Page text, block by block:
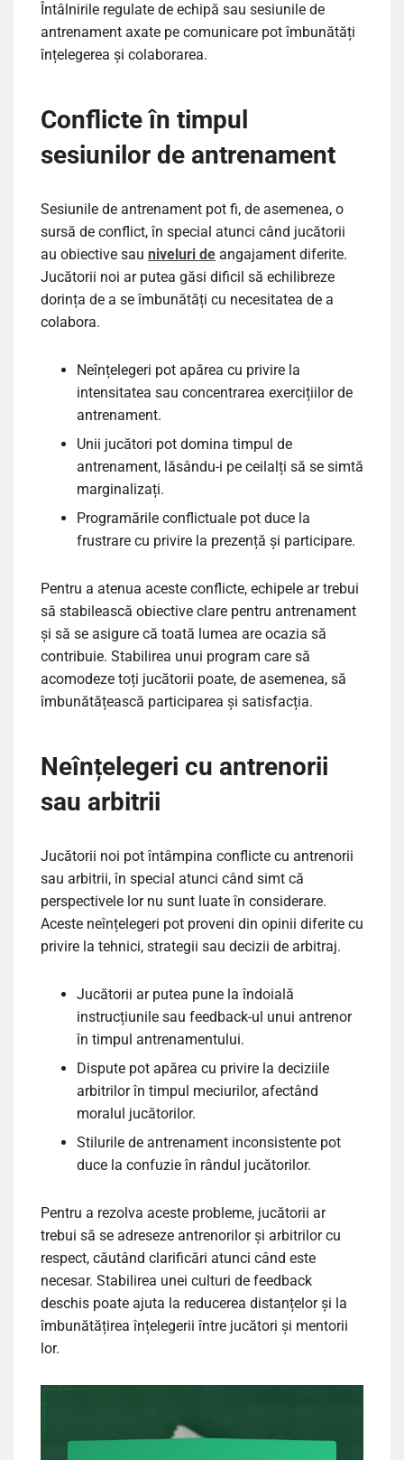
Întâlnirile regulate de echipă sau sesiunile de
antrenament axate pe comunicare pot îmbunătăți
înțelegerea și colaborarea.
Conflicte în timpul
sesiunilor de antrenament
Sesiunile de antrenament pot fi, de asemenea, o
sursă de conflict, în special atunci când jucătorii
au obiective sau niveluri de angajament diferite.
Jucătorii noi ar putea găsi dificil să echilibreze
dorința de a se îmbunătăți cu necesitatea de a
colabora.
Neînțelegeri pot apărea cu privire la
intensitatea sau concentrarea exercițiilor de
antrenament.
Unii jucători pot domina timpul de
antrenament, lăsându-i pe ceilalți să se simtă
marginalizați.
Programările conflictuale pot duce la
frustrare cu privire la prezență și participare.
Pentru a atenua aceste conflicte, echipele ar trebui
să stabilească obiective clare pentru antrenament
și să se asigure că toată lumea are ocazia să
contribuie. Stabilirea unui program care să
acomodeze toți jucătorii poate, de asemenea, să
îmbunătățească participarea și satisfacția.
Neînțelegeri cu antrenorii
sau arbitrii
Jucătorii noi pot întâmpina conflicte cu antrenorii
sau arbitrii, în special atunci când simt că
perspectivele lor nu sunt luate în considerare.
Aceste neînțelegeri pot proveni din opinii diferite cu
privire la tehnici, strategii sau decizii de arbitraj.
Jucătorii ar putea pune la îndoială
instrucțiunile sau feedback-ul unui antrenor
în timpul antrenamentului.
Dispute pot apărea cu privire la deciziile
arbitrilor în timpul meciurilor, afectând
moralul jucătorilor.
Stilurile de antrenament inconsistente pot
duce la confuzie în rândul jucătorilor.
Pentru a rezolva aceste probleme, jucătorii ar
trebui să se adreseze antrenorilor și arbitrilor cu
respect, căutând clarificări atunci când este
necesar. Stabilirea unei culturi de feedback
deschis poate ajuta la reducerea distanțelor și la
îmbunătățirea înțelegerii între jucători și mentorii
lor.